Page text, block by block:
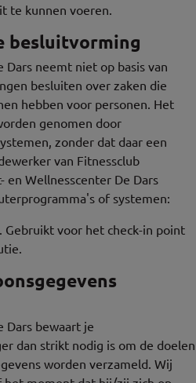
te kunnen voeren.
besluitvorming
Dars neemt niet op basis van
besluiten over zaken die
hebben voor personen. Het
genomen door
zonder dat daar een
van Fitnessclub
en Wellnesscenter De Dars
of systemen:
voor het check-in point
Dars bewaart je
dan strikt nodig is om de doelen
worden verzameld. Wij